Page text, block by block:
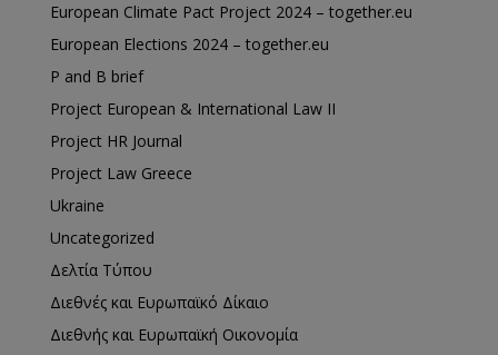
European Climate Pact Project 2024 – together.eu
European Elections 2024 – together.eu
P and B brief
Project European & International Law II
Project HR Journal
Project Law Greece
Ukraine
Uncategorized
Δελτία Τύπου
Διεθνές και Ευρωπαϊκό Δίκαιο
Διεθνής και Ευρωπαϊκή Οικονομία